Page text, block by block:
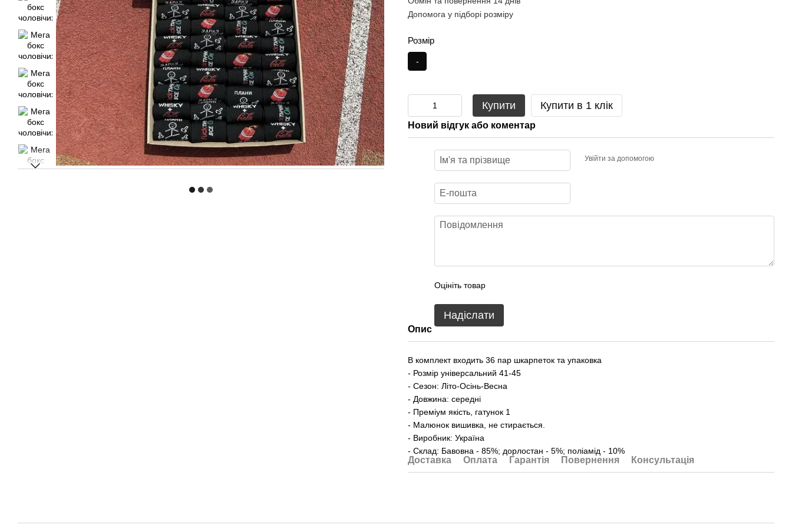
Допомога у підборі розміру
Розмір
-
Купити Купити в 1 клік
Новий відгук або коментар
Увійти за допомогою
Оцініть товар
Надіслати
Опис
В комплект входить 36 пар шкарпеток та упаковка
- Розмір універсальний 41-45
- Сезон: Літо-Осінь-Весна
- Довжина: середні
- Преміум якість, гатунок 1
- Малюнок вишивка, не стирається.
- Виробник: Україна
- Склад: Бавовна - 85%; дорлостан - 5%; поліамід - 10%
Доставка Оплата Гарантія Повернення Консультація